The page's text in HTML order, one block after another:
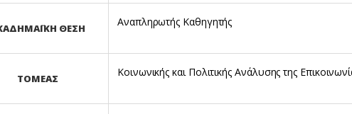
ΘΕΣΗ Αναπληρωτής Καθηγητής
ΤΟΜΕΑΣ Κοινωνικής και Πολιτικής Ανάλυσης της